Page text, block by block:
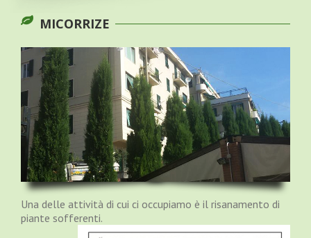
MICORRIZE
Una delle attività di cui ci occupiamo è il risanamento di
piante sofferenti.